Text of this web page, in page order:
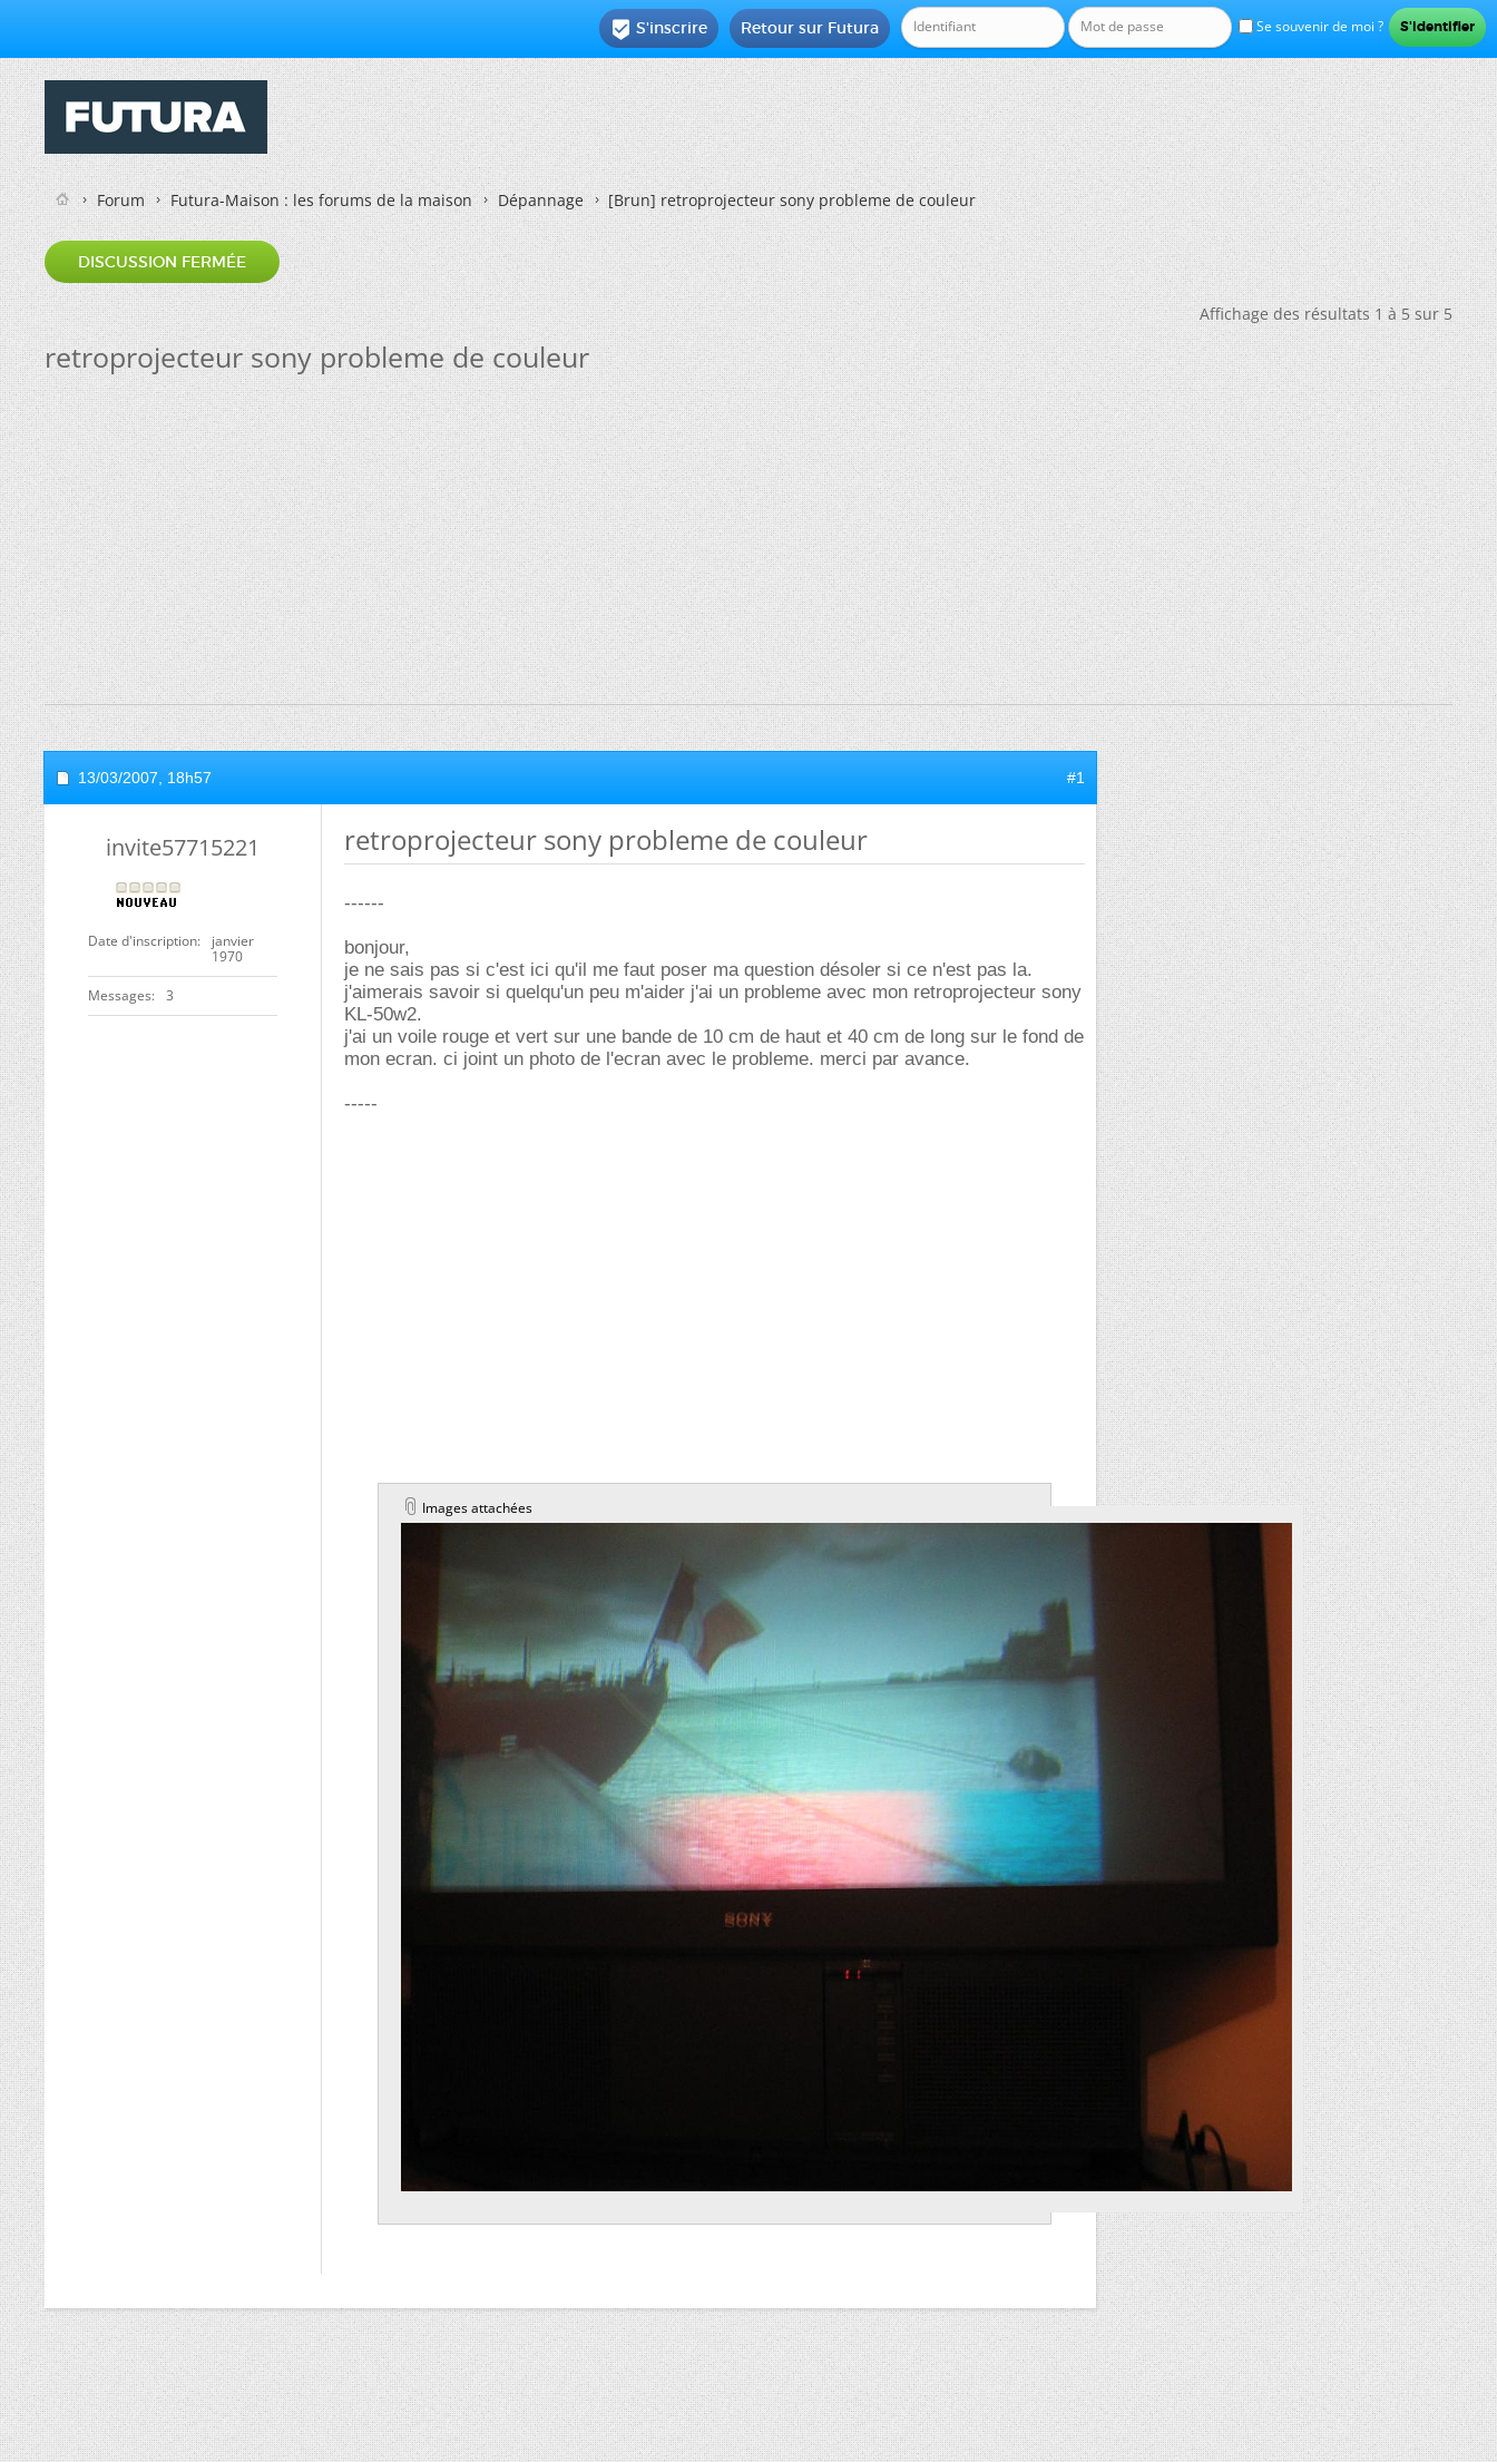
Se souvenir de moi ?
Retour sur Futura
 S'inscrire
Forum Futura-Maison : les forums de la maison Dépannage [Brun]retroprojecteur sony probleme de couleur
DISCUSSION FERMÉE
Affichage des résultats 1 à 5 sur 5
retroprojecteur sony probleme de couleur
13/03/2007, 18h57 #1
invite57715221
Date d'inscription
janvier
1970
Messages 3
retroprojecteur sony probleme de couleur
------
bonjour,
je ne sais pas si c'est ici qu'il me faut poser ma question désoler si ce n'est pas la.
j'aimerais savoir si quelqu'un peu m'aider j'ai un probleme avec mon retroprojecteur sony
KL-50w2.
j'ai un voile rouge et vert sur une bande de 10 cm de haut et 40 cm de long sur le fond de
mon ecran. ci joint un photo de l'ecran avec le probleme. merci par avance.
-----
Images attachées